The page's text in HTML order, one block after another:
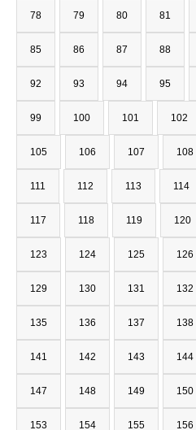
78 79 80 81
85 86 87 88
92 93 94 95
99 100 101 102
105 106 107 108
111 112 113 114
117 118 119 120
123 124 125 126
129 130 131 132
135 136 137 138
141 142 143 144
147 148 149 150
153 154 155 156